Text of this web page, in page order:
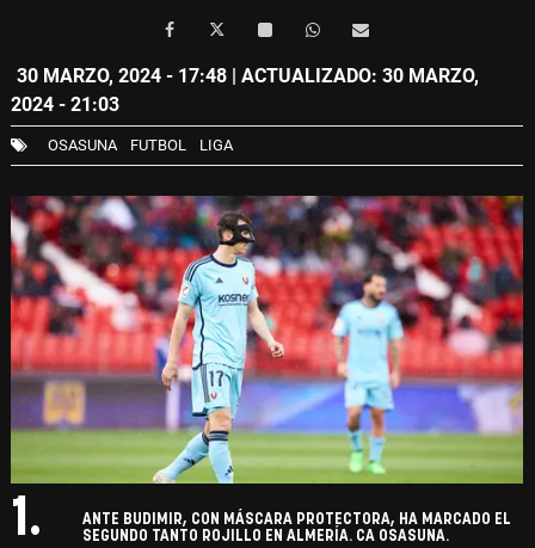
30 MARZO, 2024 - 17:48 | ACTUALIZADO: 30 MARZO,
2024 - 21:03
OSASUNA FUTBOL LIGA
1.
ANTE BUDIMIR, CON MÁSCARA PROTECTORA, HA MARCADO EL
SEGUNDO TANTO ROJILLO EN ALMERÍA. CA OSASUNA.